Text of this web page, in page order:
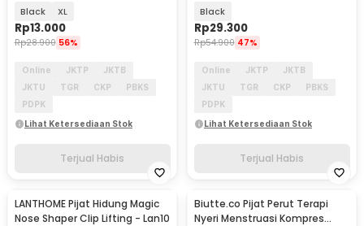
Black XL
Rp13.000
Rp28.900 56%
Online JKTP
JKTB
JKTU
TGR CKP
PBKS
PDPK
Lihat Ketersediaan Stok
Terjual Habis
Black
Rp29.300
Rp54.900 47%
Online JKTP
JKTB
JKTU
TGR CKP
PBKS
PDPK
Lihat Ketersediaan Stok
Terjual Habis
LANTHOME Pijat Hidung Magic
Nose Shaper Clip Lifting - Lan10
Biutte.co Pijat Perut Terapi
Nyeri Menstruasi Kompres